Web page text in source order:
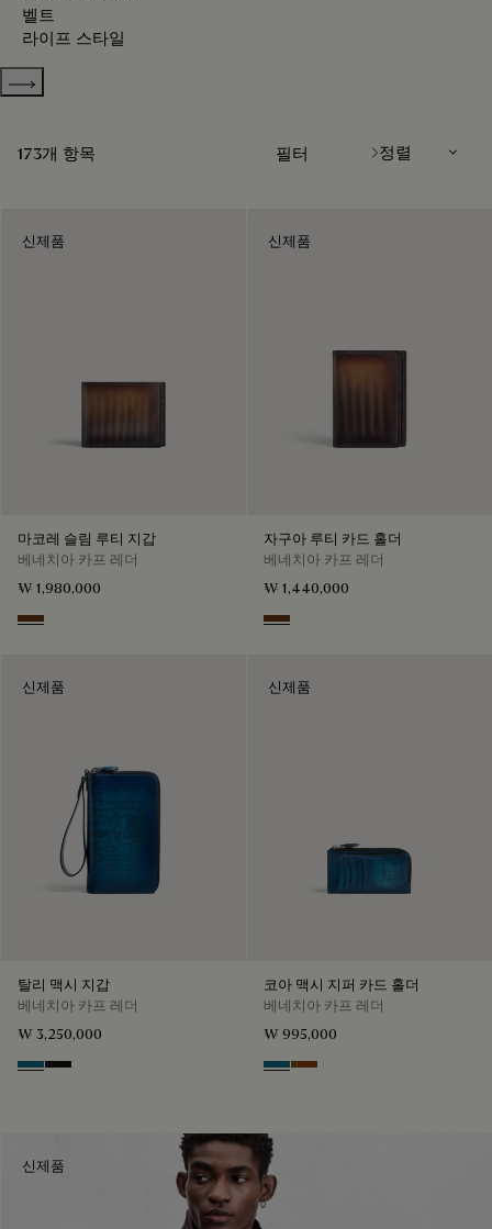
벨트
라이프 스타일
Show more categories
173개 항목 필터
신제품
마코레 슬림 루티 지갑
베네치아 카프 레더
₩ 1,980,000
Marrone & Nero
신제품
자구아 루티 카드 홀더
베네치아 카프 레더
₩ 1,440,000
Marrone & Nero
신제품
탈리 맥시 지갑
베네치아 카프 레더
₩ 3,250,000
GasolineNero Grigio
신제품
코아 맥시 지퍼 카드 홀더
베네치아 카프 레더
₩ 995,000
GasolineCacao Intenso
신제품